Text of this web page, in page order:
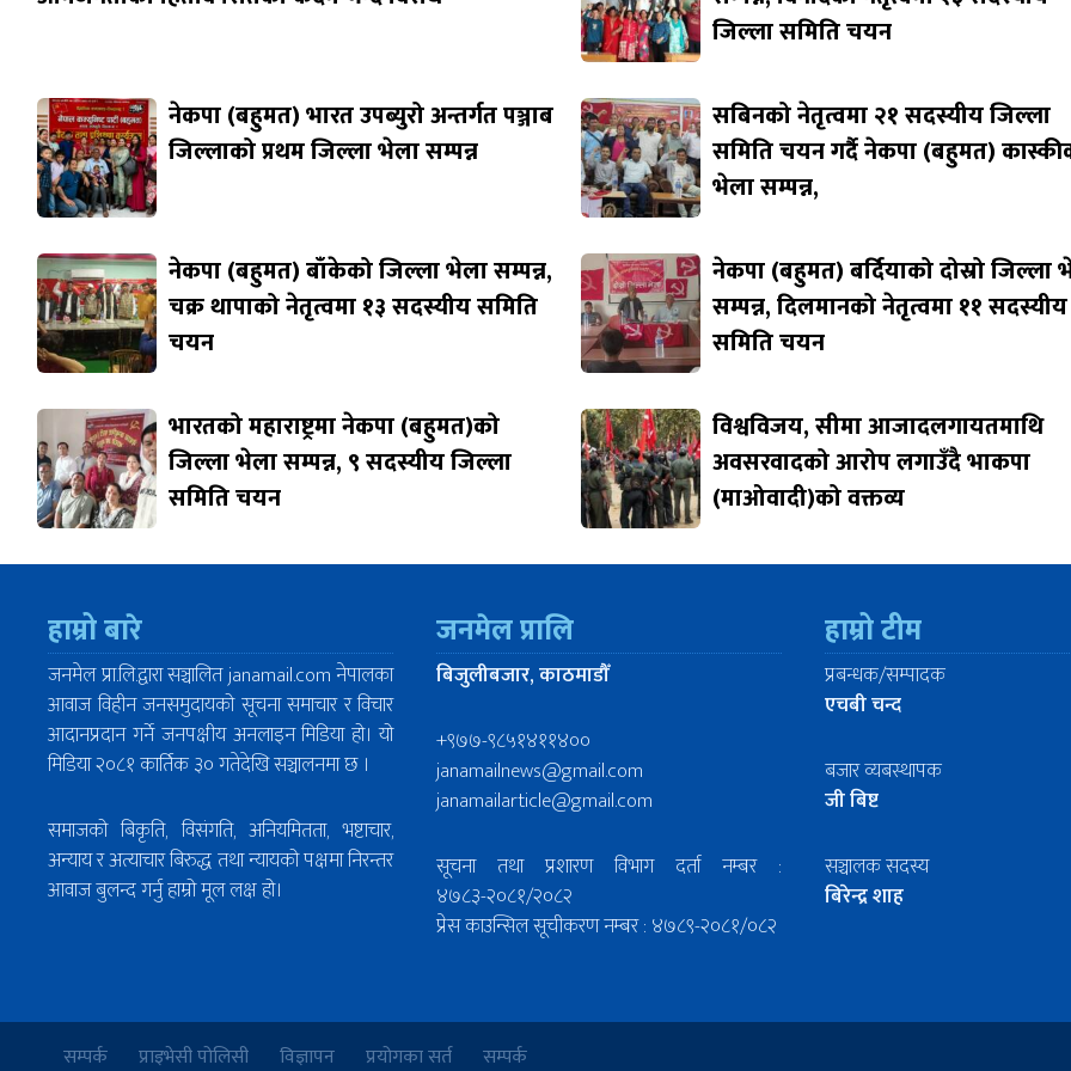
जिल्ला समिति चयन
नेकपा (बहुमत) भारत उपब्युरो अन्तर्गत पञ्जाब
जिल्लाको प्रथम जिल्ला भेला सम्पन्न
सबिनको नेतृत्वमा २१ सदस्यीय जिल्ला
समिति चयन गर्दै नेकपा (बहुमत)
भेला सम्पन्न,
नेकपा (बहुमत) बाँकेको जिल्ला भेला सम्पन्न,
चक्र थापाको नेतृत्वमा १३ सदस्यीय समिति
चयन
नेकपा (बहुमत) बर्दियाको दोस्रो जिल्ला
सम्पन्न, दिलमानको नेतृत्वमा ११ सदस्यीय
समिति चयन
भारतको महाराष्ट्रमा नेकपा (बहुमत)को
जिल्ला भेला सम्पन्न, ९ सदस्यीय जिल्ला
समिति चयन
विश्वविजय, सीमा आजादलगायतमाथि
अवसरवादको आरोप लगाउँदै भाकपा
(माओवादी)को वक्तव्य
हाम्रो बारे
जनमेल प्रा.लि.द्वारा सञ्चालित janamail.com नेपालका
आवाज विहीन जनसमुदायको सूचना समाचार र विचार
आदानप्रदान गर्ने जनपक्षीय अनलाइन मिडिया हो। यो
मिडिया २०८१ कार्तिक ३० गतेदेखि सञ्चालनमा छ ।
समाजको बिकृति, विसंगति, अनियमितता, भष्टाचार,
अन्याय र अत्याचार बिरुद्ध तथा न्यायको पक्षमा निरन्तर
आवाज बुलन्द गर्नु हाम्रो मूल लक्ष हो।
जनमेल प्रालि
बिजुलीबजार, काठमाडौँ
+९७७-९८५१४११४००
janamailnews@gmail.com
janamailarticle@gmail.com
सूचना तथा प्रशारण विभाग दर्ता नम्बर :
४७८३-२०८१/२०८२
प्रेस काउन्सिल सूचीकरण नम्बर : ४७८९-२०८१/०८२
हाम्रो टीम
प्रबन्धक/सम्पादक
एचबी चन्द
बजार व्यबस्थापक
जी बिष्ट
सञ्चालक सदस्य
बिरेन्द्र शाह
सम्पर्क प्राइभेसी पोलिसी विज्ञापन प्रयोगका सर्त सम्पर्क